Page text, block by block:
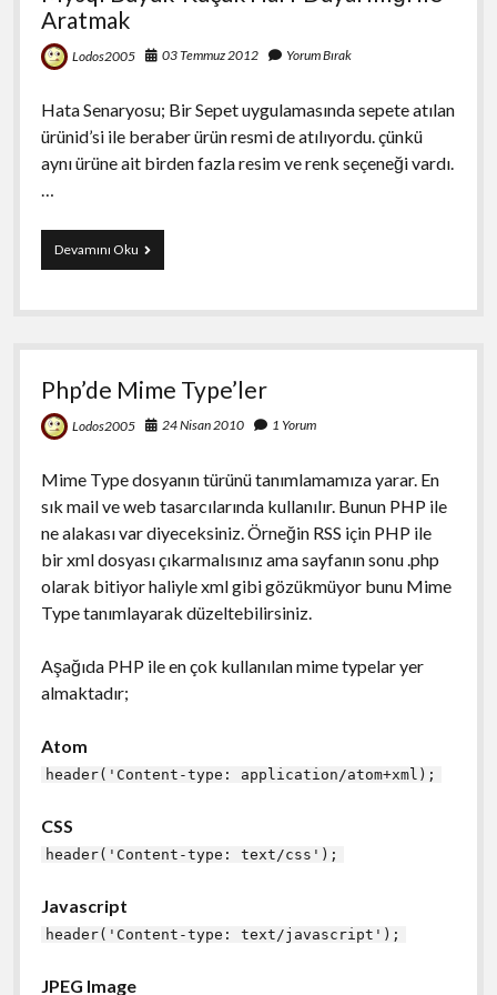
Aratmak
Lodos2005 03 Temmuz 2012 Yorum Bırak
Hata Senaryosu; Bir Sepet uygulamasında sepete atılan
ürünid’si ile beraber ürün resmi de atılıyordu. çünkü
aynı ürüne ait birden fazla resim ve renk seçeneği vardı.
…
Devamını OkuMysql
Büyük-
Harf
ile
Php’de Mime Type’ler
Lodos2005 24 Nisan 2010 1 Yorum
Mime Type dosyanın türünü tanımlamamıza yarar. En
sık mail ve web tasarcılarında kullanılır. Bunun PHP ile
ne alakası var diyeceksiniz. Örneğin RSS için PHP ile
bir xml dosyası çıkarmalısınız ama sayfanın sonu .php
olarak bitiyor haliyle xml gibi gözükmüyor bunu Mime
Type tanımlayarak düzeltebilirsiniz.
Aşağıda PHP ile en çok kullanılan mime typelar yer
almaktadır;
Atom
header('Content-type: application/atom+xml);
CSS
header('Content-type: text/css');
Javascript
header('Content-type: text/javascript');
JPEG Image